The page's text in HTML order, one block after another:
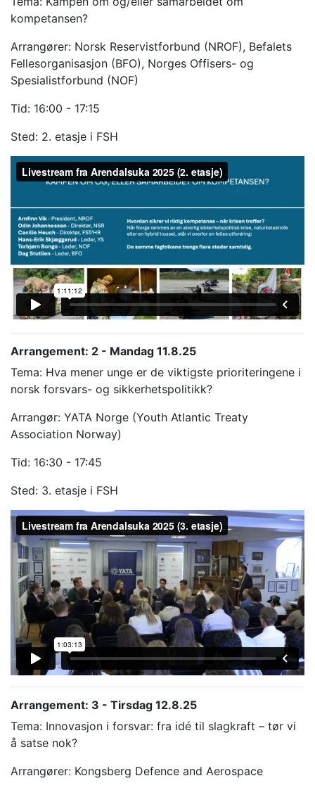
kompetansen?
Arrangører: Norsk Reservistforbund (NROF), Befalets
Fellesorganisasjon (BFO), Norges Offisers- og
Spesialistforbund (NOF)
Tid: 16:00 - 17:15
Sted: 2. etasje i FSH
Arrangement: 2 - Mandag 11.8.25
Tema: Hva mener unge er de viktigste prioriteringene i
norsk forsvars- og sikkerhetspolitikk?
Arrangør: YATA Norge (Youth Atlantic Treaty
Association Norway)
Tid: 16:30 - 17:45
Sted: 3. etasje i FSH
Arrangement: 3 - Tirsdag 12.8.25
Tema: Innovasjon i forsvar: fra idé til slagkraft – tør vi
å satse nok?
Arrangører: Kongsberg Defence and Aerospace